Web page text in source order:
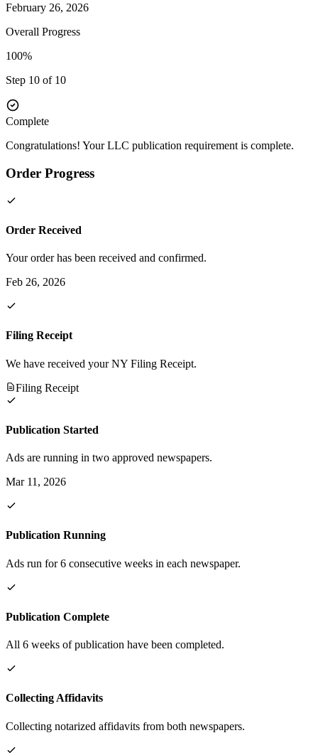
February 26, 2026
Overall Progress
100%
Step 10 of 10
Complete
Congratulations! Your LLC publication requirement is complete.
Order Progress
Order Received
Your order has been received and confirmed.
Feb 26, 2026
Filing Receipt
We have received your NY Filing Receipt.
Filing Receipt
Publication Started
Ads are running in two approved newspapers.
Mar 11, 2026
Publication Running
Ads run for 6 consecutive weeks in each newspaper.
Publication Complete
All 6 weeks of publication have been completed.
Collecting Affidavits
Collecting notarized affidavits from both newspapers.